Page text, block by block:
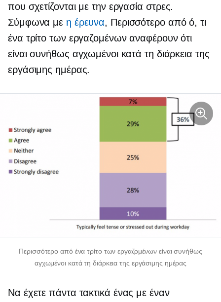
που σχετίζονται με την εργασία στρες.
Σύμφωνα με η έρευνα, Περισσότερο από ό, τι
ένα τρίτο των εργαζομένων αναφέρουν ότι
είναι συνήθως αγχωμένοι κατά τη διάρκεια της
εργάσιμης ημέρας.
Περισσότερο από ένα τρίτο των εργαζομένων είναι συνήθως
αγχωμένοι κατά τη διάρκεια της εργάσιμης ημέρας
Να έχετε πάντα τακτικά ένας με έναν